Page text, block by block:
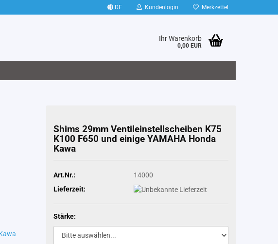
DE Kundenlogin Merkzettel
Ihr Warenkorb
0,00 EUR
Shims 29mm Ven­til­ein­stell­schei­ben K75
K100 F650 und ei­ni­ge YA­MA­HA Honda
Kawa
Art.Nr.:
14000
Lieferzeit:
Stärke: